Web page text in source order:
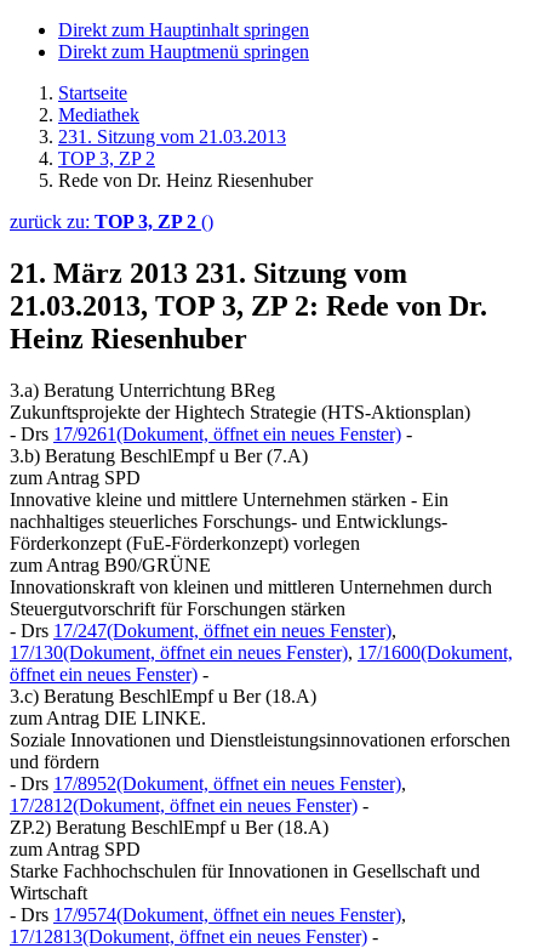
Direkt zum Hauptinhalt springen
Direkt zum Hauptmenü springen
Startseite
Mediathek
231. Sitzung vom 21.03.2013
TOP 3, ZP 2
Rede von Dr. Heinz Riesenhuber
zurück zu: TOP 3, ZP 2 ()
21. März 2013 231. Sitzung vom
21.03.2013, TOP 3, ZP 2: Rede von Dr.
Heinz Riesenhuber
3.a) Beratung Unterrichtung BReg
Zukunftsprojekte der Hightech Strategie (HTS-Aktionsplan)
- Drs 17/9261(Dokument, öffnet ein neues Fenster) -
3.b) Beratung BeschlEmpf u Ber (7.A)
zum Antrag SPD
Innovative kleine und mittlere Unternehmen stärken - Ein
nachhaltiges steuerliches Forschungs- und Entwicklungs-
Förderkonzept (FuE-Förderkonzept) vorlegen
zum Antrag B90/GRÜNE
Innovationskraft von kleinen und mittleren Unternehmen durch
Steuergutvorschrift für Forschungen stärken
- Drs 17/247(Dokument, öffnet ein neues Fenster),
17/130(Dokument, öffnet ein neues Fenster), 17/1600(Dokument,
öffnet ein neues Fenster) -
3.c) Beratung BeschlEmpf u Ber (18.A)
zum Antrag DIE LINKE.
Soziale Innovationen und Dienstleistungsinnovationen erforschen
und fördern
- Drs 17/8952(Dokument, öffnet ein neues Fenster),
17/2812(Dokument, öffnet ein neues Fenster) -
ZP.2) Beratung BeschlEmpf u Ber (18.A)
zum Antrag SPD
Starke Fachhochschulen für Innovationen in Gesellschaft und
Wirtschaft
- Drs 17/9574(Dokument, öffnet ein neues Fenster),
17/12813(Dokument, öffnet ein neues Fenster) -